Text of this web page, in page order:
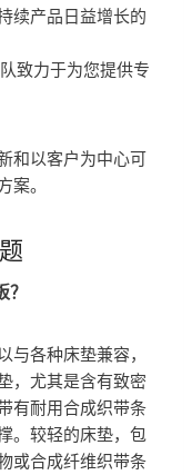
续产品日益增长的
致力于为您提供专
和以客户为中心可
案。
与各种床垫兼容，
，尤其是含有致密
有耐用合成织带条
。较轻的床垫，包
或合成纤维织带条